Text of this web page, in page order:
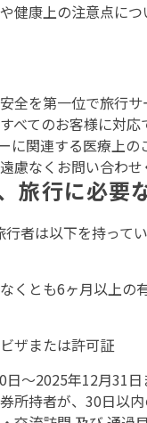
健康上の注意点に
全を第一位で旅行
べてのお客様に対
に関連する医療上
慮なくお問い合わせ
旅行に必要
行者は以下を持って
くとも6ヶ月以上の
ザまたは許可証
～2025年12月31日
所持者が、30日以内